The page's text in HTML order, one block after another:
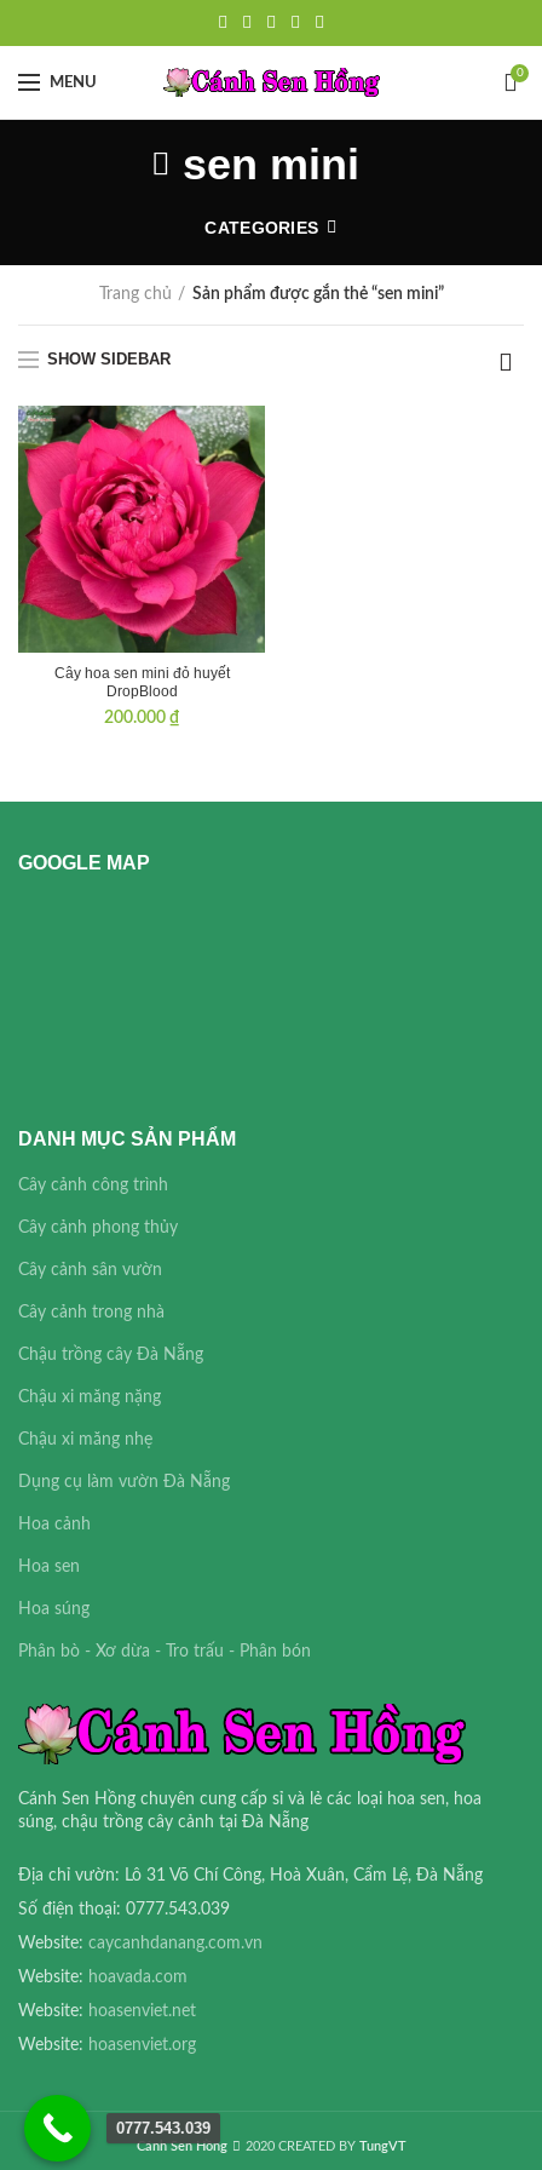
MENU
0
sen mini
CATEGORIES
Trang chủ Sản phẩm được gắn thẻ “sen mini”
SHOW SIDEBAR
Cây hoa sen mini đỏ huyết
DropBlood
200.000 ₫
GOOGLE MAP
DANH MỤC SẢN PHẨM
Cây cảnh công trình
Cây cảnh phong thủy
Cây cảnh sân vườn
Cây cảnh trong nhà
Chậu trồng cây Đà Nẵng
Chậu xi măng nặng
Chậu xi măng nhẹ
Dụng cụ làm vườn Đà Nẵng
Hoa cảnh
Hoa sen
Hoa súng
Phân bò - Xơ dừa - Tro trấu - Phân bón
Cánh Sen Hồng chuyên cung cấp sỉ và lẻ các loại hoa sen, hoa
súng, chậu trồng cây cảnh tại Đà Nẵng
Địa chỉ vườn: Lô 31 Võ Chí Công, Hoà Xuân, Cẩm Lệ, Đà Nẵng
Số điện thoại: 0777.543.039
Website: caycanhdanang.com.vn
Website: hoavada.com
Website: hoasenviet.net
Website: hoasenviet.org
Cánh Sen Hồng 2020 CREATED BY TungVT
0777.543.039